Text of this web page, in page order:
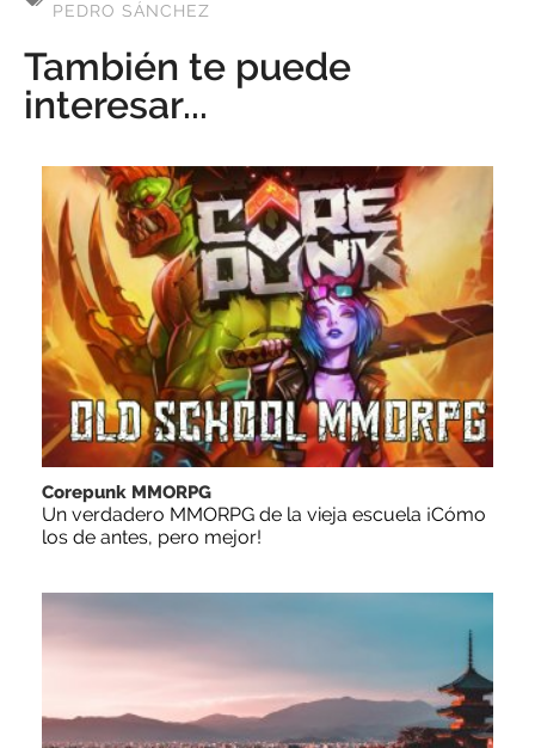
PEDRO SÁNCHEZ
También te puede
interesar...
Corepunk MMORPG
Un verdadero MMORPG de la vieja escuela ¡Cómo
los de antes, pero mejor!